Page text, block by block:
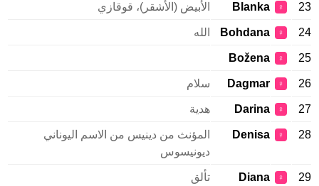
23
♀
Blanka الأبيض (الأشقر)، قوقازي
24
♀
Bohdana الله
25
♀
Božena
26
♀
Dagmar سلام
27
♀
Darina هدية
28
♀
Denisa
المؤنث من دينيس من الاسم اليوناني
ديونيسوس
29
♀
Diana تألق